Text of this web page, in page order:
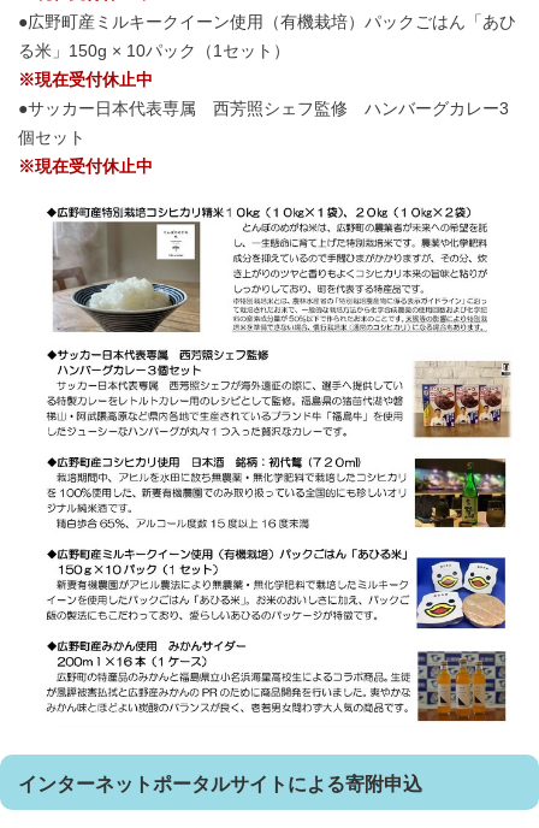
●広野町産ミルキークイーン使用（有機栽培）パックごはん「あひ
る米」150g × 10パック（1セット）
※現在受付休止中
●サッカー日本代表専属 西芳照シェフ監修 ハンバーグカレー3
個セット
※現在受付休止中
インターネットポータルサイトによる寄附申込